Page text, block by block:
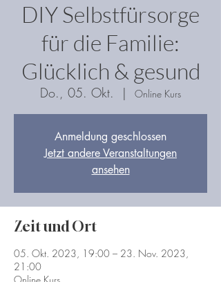
DIY Selbstfürsorge
für die Familie:
Glücklich & gesund
Do., 05. Okt.
  |
Online Kurs
Anmeldung geschlossen
Jetzt andere Veranstaltungen
ansehen
Zeit und Ort
05. Okt. 2023, 19:00 – 23. Nov. 2023,
21:00